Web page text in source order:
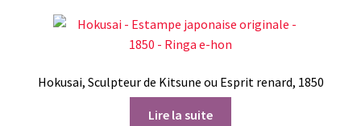
Hokusai, Sculpteur de Kitsune ou Esprit renard, 1850
Lire la suite